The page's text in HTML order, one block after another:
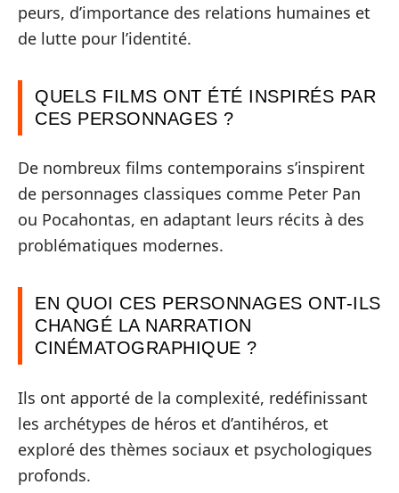
peurs, d’importance des relations humaines et
de lutte pour l’identité.
QUELS FILMS ONT ÉTÉ INSPIRÉS PAR
CES PERSONNAGES ?
De nombreux films contemporains s’inspirent
de personnages classiques comme Peter Pan
ou Pocahontas, en adaptant leurs récits à des
problématiques modernes.
EN QUOI CES PERSONNAGES ONT-ILS
CHANGÉ LA NARRATION
CINÉMATOGRAPHIQUE ?
Ils ont apporté de la complexité, redéfinissant
les archétypes de héros et d’antihéros, et
exploré des thèmes sociaux et psychologiques
profonds.